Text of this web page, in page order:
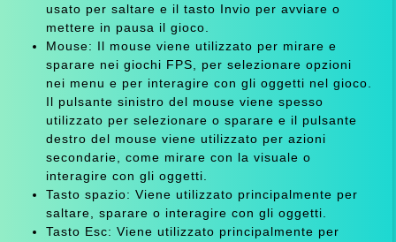
usato per saltare e il tasto Invio per avviare o
mettere in pausa il gioco.
Mouse: Il mouse viene utilizzato per mirare e
sparare nei giochi FPS, per selezionare opzioni
nei menu e per interagire con gli oggetti nel gioco.
Il pulsante sinistro del mouse viene spesso
utilizzato per selezionare o sparare e il pulsante
destro del mouse viene utilizzato per azioni
secondarie, come mirare con la visuale o
interagire con gli oggetti.
Tasto spazio: Viene utilizzato principalmente per
saltare, sparare o interagire con gli oggetti.
Tasto Esc: Viene utilizzato principalmente per